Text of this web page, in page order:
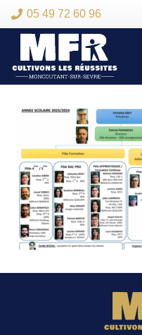
05 49 72 60 96